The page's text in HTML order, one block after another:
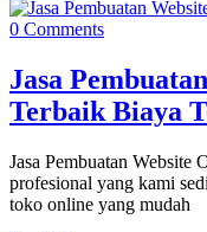
0 Comments
Jasa
Terbaik Biaya
Jasa Pembuatan Website
profesional yang kami
toko online yang mudah